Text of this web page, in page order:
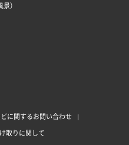
）
に関するお問い合わせ
取りに関して